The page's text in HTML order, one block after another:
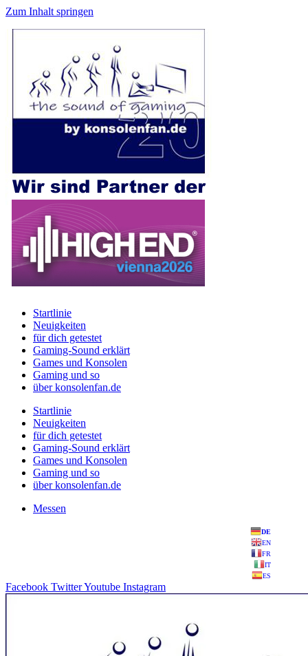
Zum Inhalt springen
Startlinie
Neuigkeiten
für dich getestet
Gaming-Sound erklärt
Games und Konsolen
Gaming und so
über konsolenfan.de
Startlinie
Neuigkeiten
für dich getestet
Gaming-Sound erklärt
Games und Konsolen
Gaming und so
über konsolenfan.de
Messen
DE
EN
FR
IT
ES
Facebook TwitterYoutube Instagram